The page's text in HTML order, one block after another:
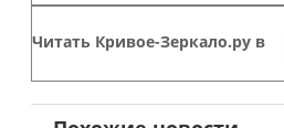
Читать Кривое-Зеркало.ру в